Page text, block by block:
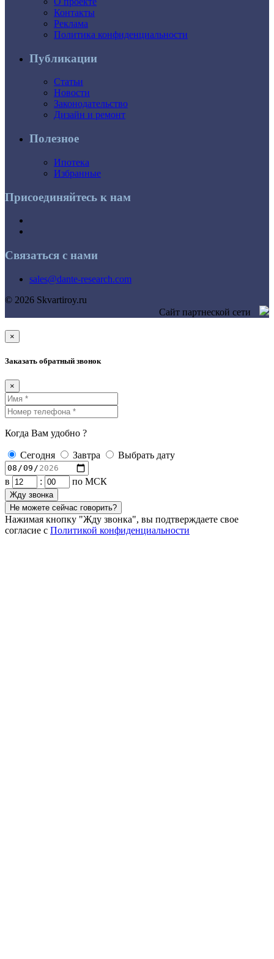
Контакты
Реклама
Политика конфиденциальности
Публикации
Статьи
Новости
Законодательство
Дизайн и ремонт
Полезное
Ипотека
Избранные
Присоединяйтесь к нам
Связаться с нами
sales@dante-research.com
© 2026 Skvartiroy.ru
Сайт партнеской сети
×
Заказать обратный звонок
×
Когда Вам удобно ?
Сегодня Завтра Выбрать дату
в : по МСК
Жду звонка
Не можете сейчас говорить?
Нажимая кнопку "Жду звонка", вы подтверждаете свое
согласие с Политикой конфиденциальности